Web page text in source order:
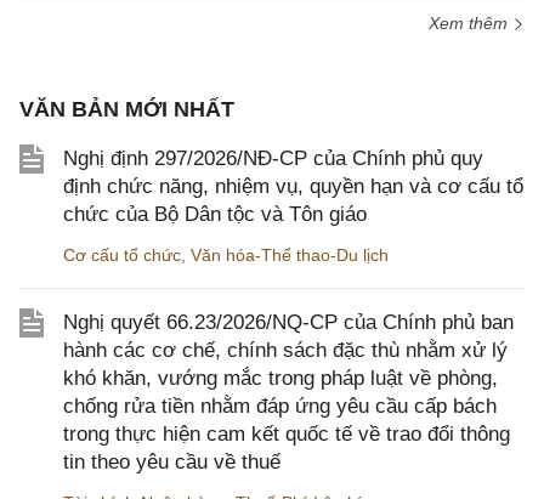
Xem thêm
VĂN BẢN MỚI NHẤT
Nghị định 297/2026/NĐ-CP của Chính phủ quy
định chức năng, nhiệm vụ, quyền hạn và cơ cấu tổ
chức của Bộ Dân tộc và Tôn giáo
Cơ cấu tổ chức Văn hóa-Thể thao-Du lịch
Nghị quyết 66.23/2026/NQ-CP của Chính phủ ban
hành các cơ chế, chính sách đặc thù nhằm xử lý
khó khăn, vướng mắc trong pháp luật về phòng,
chống rửa tiền nhằm đáp ứng yêu cầu cấp bách
trong thực hiện cam kết quốc tế về trao đổi thông
tin theo yêu cầu về thuế